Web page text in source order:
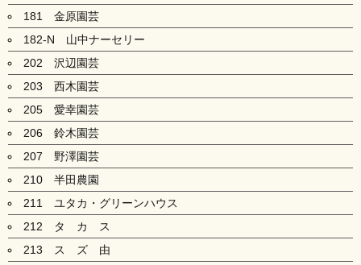
181 金原園芸
182-N 山中ナーセリー
202 沢辺園芸
203 西木園芸
205 愛幸園芸
206 鈴木園芸
207 野澤園芸
210 半田農園
211 ユタカ・グリーンハウス
212 タ カ ス
213 ス ズ 由